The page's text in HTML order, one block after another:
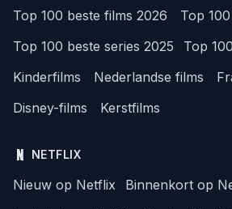
Top 100 beste films 2026
Top
Top 100 beste series 2025
Top
Kinderfilms
Nederlandse films
Disney-films
Kerstfilms
NETFLIX
Nieuw op Netflix
Binnenkort op